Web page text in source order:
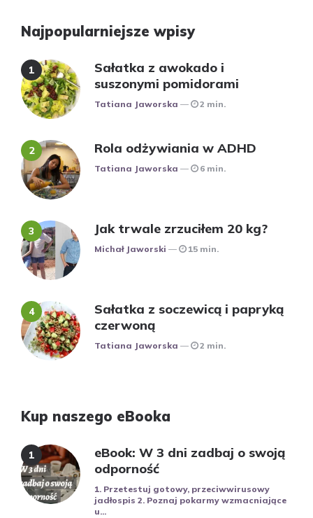
Najpopularniejsze wpisy
Sałatka z awokado i
suszonymi pomidorami
Posted
Tatiana Jaworska 2 min.
Rola odżywiania w ADHD
Posted
Tatiana Jaworska 6 min.
Jak trwale zrzuciłem 20 kg?
Posted
Michał Jaworski 15 min.
Sałatka z soczewicą i papryką
czerwoną
Posted
Tatiana Jaworska 2 min.
Kup naszego eBooka
eBook: W 3 dni zadbaj o swoją
odporność
1. Przetestuj gotowy, przeciwwirusowy
jadłospis 2. Poznaj pokarmy wzmacniające
u...